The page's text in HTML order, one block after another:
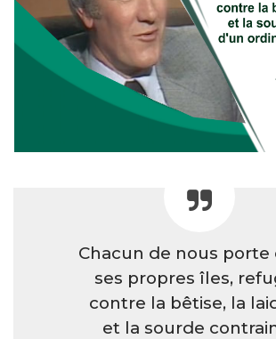
Chacun de nous porte
ses propres îles,
contre la bêtise, la
et la sourde